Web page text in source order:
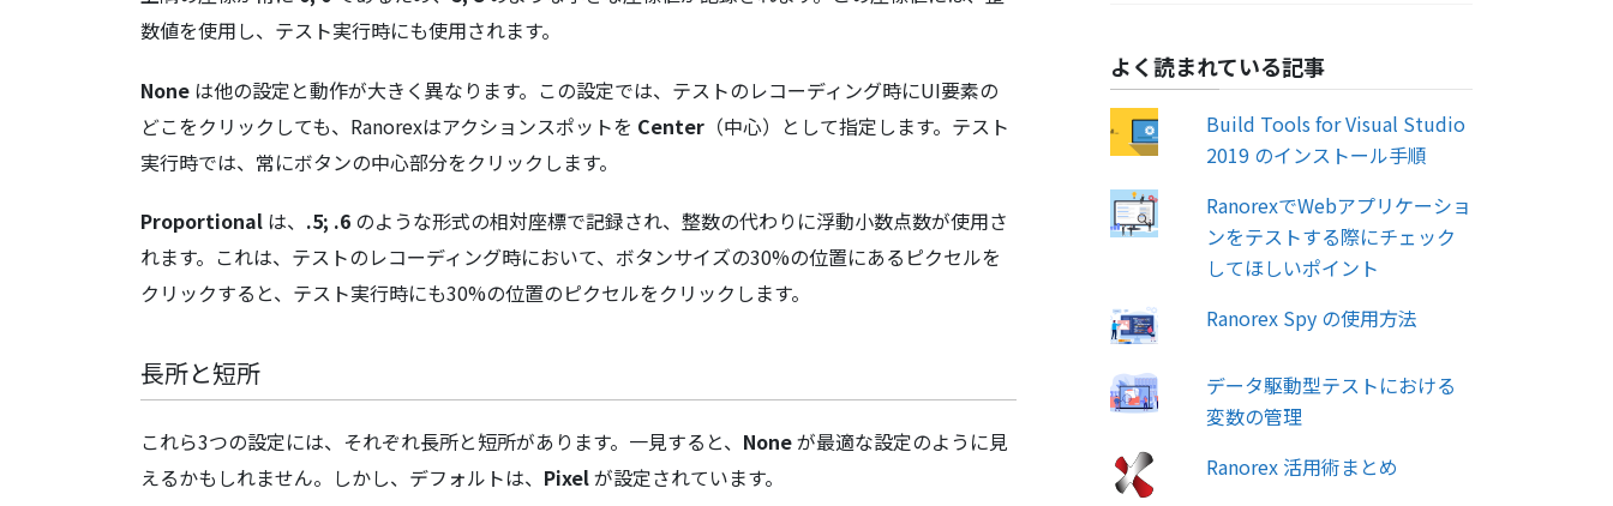
数値を使用し、テスト実行時にも使用されます。
None は他の設定と動作が大きく異なります。この設定では、テストのレコーディング時にUI要素の
どこをクリックしても、Ranorexはアクションスポットを Center （中心）として指定します。テスト
実行時では、常にボタンの中心部分をクリックします。
Proportional は、 .5; .6 のような形式の相対座標で記録され、整数の代わりに浮動小数点数が使用さ
れます。これは、テストのレコーディング時において、ボタンサイズの30%の位置にあるピクセルを
クリックすると、テスト実行時にも30%の位置のピクセルをクリックします。
長所と短所
これら3つの設定には、それぞれ長所と短所があります。一見すると、 Noneが最適な設定のように見
えるかもしれません。しかし、デフォルトは、 Pixelが設定されています。
よく読まれている記事
Build Tools for Visual Studio
2019 のインストール手順
RanorexでWebアプリケーショ
ンをテストする際にチェック
してほしいポイント
Ranorex Spy の使用方法
データ駆動型テストにおける
変数の管理
Ranorex 活用術まとめ